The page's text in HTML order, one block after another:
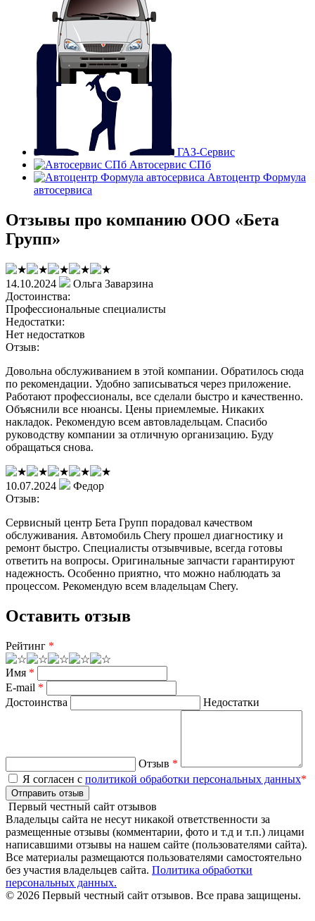
ГАЗ-Сервис
Автосервис СПб
Автоцентр Формула
автосервиса
Отзывы про компанию ООО «Бета
Групп»
14.10.2024
Ольга Заварзина
Достоинства:
Профессиональные специалисты
Недостатки:
Нет недостатков
Отзыв:
Довольна обслуживанием в этой компании. Обратилось сюда
по рекомендации. Удобно записываться через приложение.
Работают профессионалы, все сделали быстро и качественно.
Объяснили все нюансы. Цены приемлемые. Никаких
накладок. Рекомендую всем автовладельцам. Спасибо
руководству компании за отличную организацию. Буду
обращаться снова.
10.07.2024
Федор
Отзыв:
Сервисный центр Бета Групп порадовал качеством
обслуживания. Автомобиль Chery прошел диагностику и
ремонт быстро. Специалисты отзывчивые, всегда готовы
ответить на вопросы. Оригинальные запчасти гарантируют
надежность. Особенно приятно, что можно наблюдать за
процессом. Рекомендую всем владельцам Chery.
Оставить отзыв
Рейтинг *
Имя *
E-mail *
Достоинства
Недостатки
Отзыв *
Я согласен с политикой обработки персональных данных*
Отправить отзыв
Первый честный сайт отзывов
Владельцы сайта не несут никакой ответственности за
размещенные отзывы (комментарии, фото и т.д и т.п.) лицами
написавшими отзывы на нашем сайте (пользователями сайта).
Все материалы размещаются пользователями самостоятельно
без участия владельцев сайта. Политика обработки
персональных данных.
© 2026 Первый честный сайт отзывов. Все права защищены.